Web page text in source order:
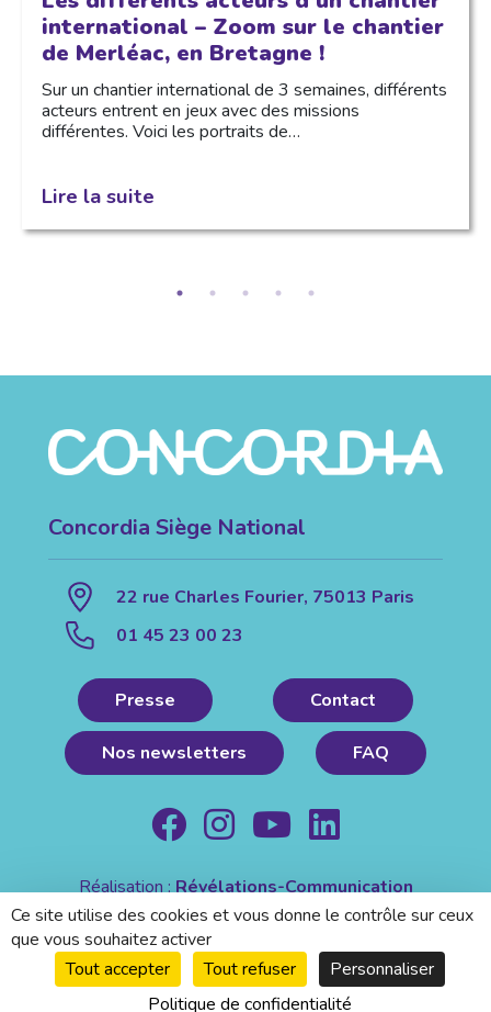
international – Zoom sur le chantier
de Merléac, en Bretagne !
Sur un chantier international de 3 semaines, différents
acteurs entrent en jeux avec des missions
différentes. Voici les portraits de…
Lire la suite
Concordia Siège National
22 rue Charles Fourier, 75013 Paris
01 45 23 00 23
Presse Contact
Nos newsletters FAQ
Réalisation :Révélations-Communication
Mentions légales| Politique de confidentialité
Ce site utilise des cookies et vous donne le contrôle sur ceux
que vous souhaitez activer
Tout accepter
Tout refuser
Personnaliser
Politique de confidentialité